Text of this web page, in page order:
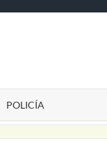
POLICÍA